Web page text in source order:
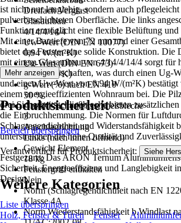
Dreifach Verglast
Glasaufbau
4/14/4/14/4
Uw-Wert (DIN EN 10077)
0,94 W/(m²K)
Ug-Wert (DIN EN 673)
0,6 W/(m²K)
g-Wert (%) nach EN 410
50 %
Anzahl Sicherheitsschließbleche
3
Anschlagrichtung
Links (nach innen öffnend)
Gewicht Element
18 kg
Fenstergriff enthalten
Nein
Norm (Schlagregendichtheit nach EN
Klasse 4A
Norm Wiederstandsfähigkeit b.Windlast
ist nicht nur langlebig, sondern auch pflegeleicht
pulverbeschichteten Oberfläche. Die links
Funktion ermöglicht eine flexible Belüftung und
Mit einer Bautiefe von 72 mm und einer
bietet das Fenster eine solide Konstruktion. Die
mit einem Glasaufbau von 4/14/4/14/4 sorgt für
Isolierungseigenschaften, was durch einen Ug-
und einen Uw-Wert von 0.94 W/(m²K)
einem energieeffizienten Wohnraum bei. Die
drei Sicherheitsschließbleche bieten
die Einbruchhemmung. Die Normen für
Schlagregendichtheit und Widerstandsfähigkeit
unterstreichen die hohe Qualität und
Festgezurrt: Das ARON Ternum
Sicherheit, Energieeffizienz und Langlebigkeit
Design.
Mehr anzeigen
Produktsicherheit
Bereich überspringen
Verantwortlich für Produktsicherheit: Siehe
Weitere Kategorien
Liste überspringen
Holz, Fenster & Türen
Fenster